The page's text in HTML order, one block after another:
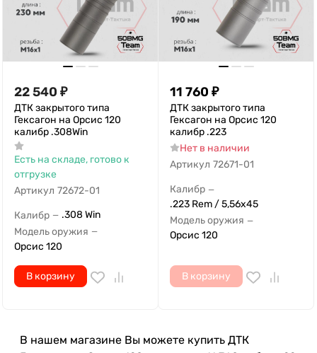
22 540 ₽
ДТК закрытого типа
Гексагон на Орсис 120
калибр .308Win
Есть на складе, готово к
отгрузке
Артикул 72672-01
Калибр — .308 Win
Модель оружия —
Орсис 120
В корзину
11 760 ₽
ДТК закрытого типа
Гексагон на Орсис 120
калибр .223
Нет в наличии
Артикул 72671-01
Калибр —
.223 Rem / 5,56x45
Модель оружия —
Орсис 120
В корзину
В нашем магазине Вы можете купить ДТК